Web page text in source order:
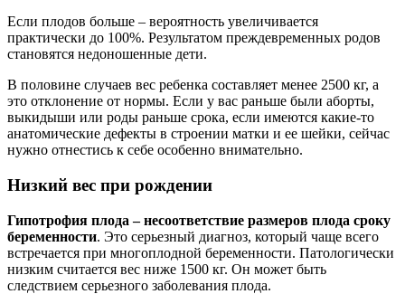
Если плодов больше – вероятность увеличивается
практически до 100%. Результатом преждевременных родов
становятся недоношенные дети.
В половине случаев вес ребенка составляет менее 2500 кг, а
это отклонение от нормы. Если у вас раньше были аборты,
выкидыши или роды раньше срока, если имеются какие-то
анатомические дефекты в строении матки и ее шейки, сейчас
нужно отнестись к себе особенно внимательно.
Низкий вес при рождении
Гипотрофия плода – несоответствие размеров плода сроку
беременности. Это серьезный диагноз, который чаще всего
встречается при многоплодной беременности. Патологически
низким считается вес ниже 1500 кг. Он может быть
следствием серьезного заболевания плода.